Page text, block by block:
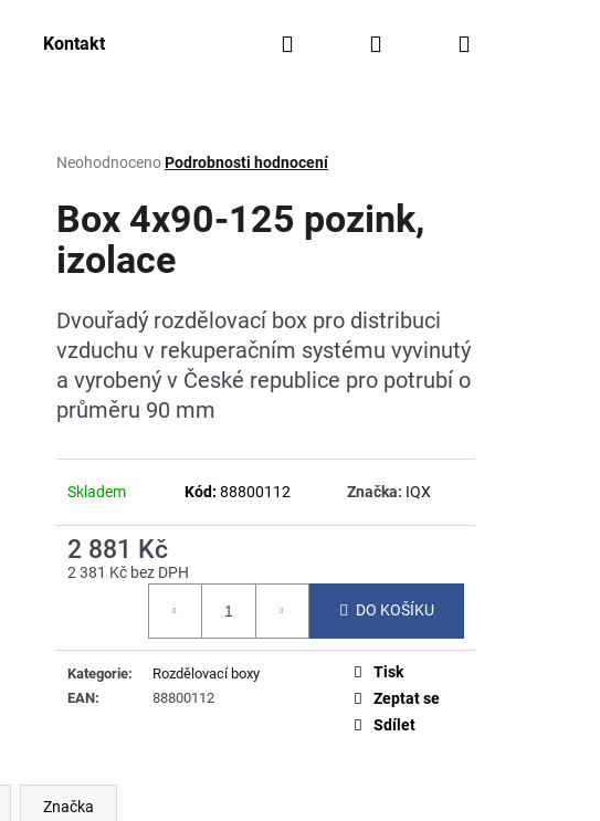
Kontakt Doprava a platba Značky
Hledat PřihlášeníNákupní
Průměrné
produktu
je
0,0
hvězdiček.
NeohodnocenoPodrobnosti hodnocení
Box 4x90-125 pozink,
izolace
Dvouřadý rozdělovací box pro distribuci
vzduchu v rekuperačním systému vyvinutý
a vyrobený v České republice pro potrubí o
průměru 90 mm
Skladem Kód: 88800112 Značka: IQX
2 881 Kč
2 381 Kč bez DPH
DO KOŠÍKU
Kategorie:
Rozdělovací boxy
EAN: 88800112
Tisk
Zeptat se
Sdílet
Značka